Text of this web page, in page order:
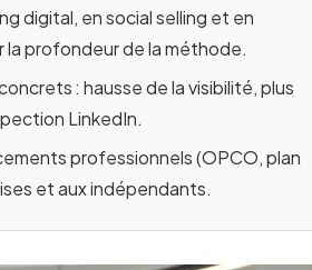
digital, en social selling et en
la profondeur de la méthode.
: hausse de la visibilité, plus
LinkedIn.
professionnels (OPCO, plan
et aux indépendants.